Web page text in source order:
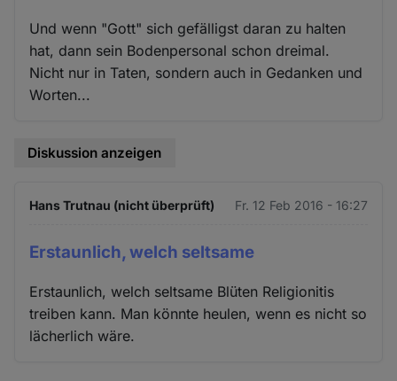
Und wenn "Gott" sich gefälligst daran zu halten
hat, dann sein Bodenpersonal schon dreimal.
Nicht nur in Taten, sondern auch in Gedanken und
Worten...
Diskussion anzeigen
Hans Trutnau (nicht überprüft) Fr. 12 Feb 2016 - 16:27
Erstaunlich, welch seltsame
Erstaunlich, welch seltsame Blüten Religionitis
treiben kann. Man könnte heulen, wenn es nicht so
lächerlich wäre.